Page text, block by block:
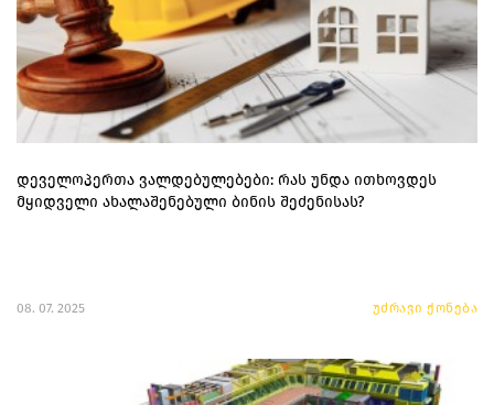
დეველოპერთა ვალდებულებები: რას უნდა ითხოვდეს
მყიდველი ახალაშენებული ბინის შეძენისას?
08. 07. 2025 უძრავი ქონება